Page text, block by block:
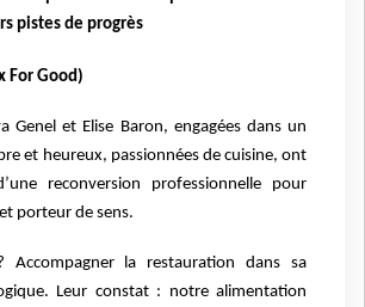
pistes de progrès
For Good)
Genel et Elise Baron, engagées dans un
et heureux, passionnées de cuisine, ont
reconversion professionnelle pour
porteur de sens.
Accompagner la restauration dans sa
Leur constat : notre alimentation